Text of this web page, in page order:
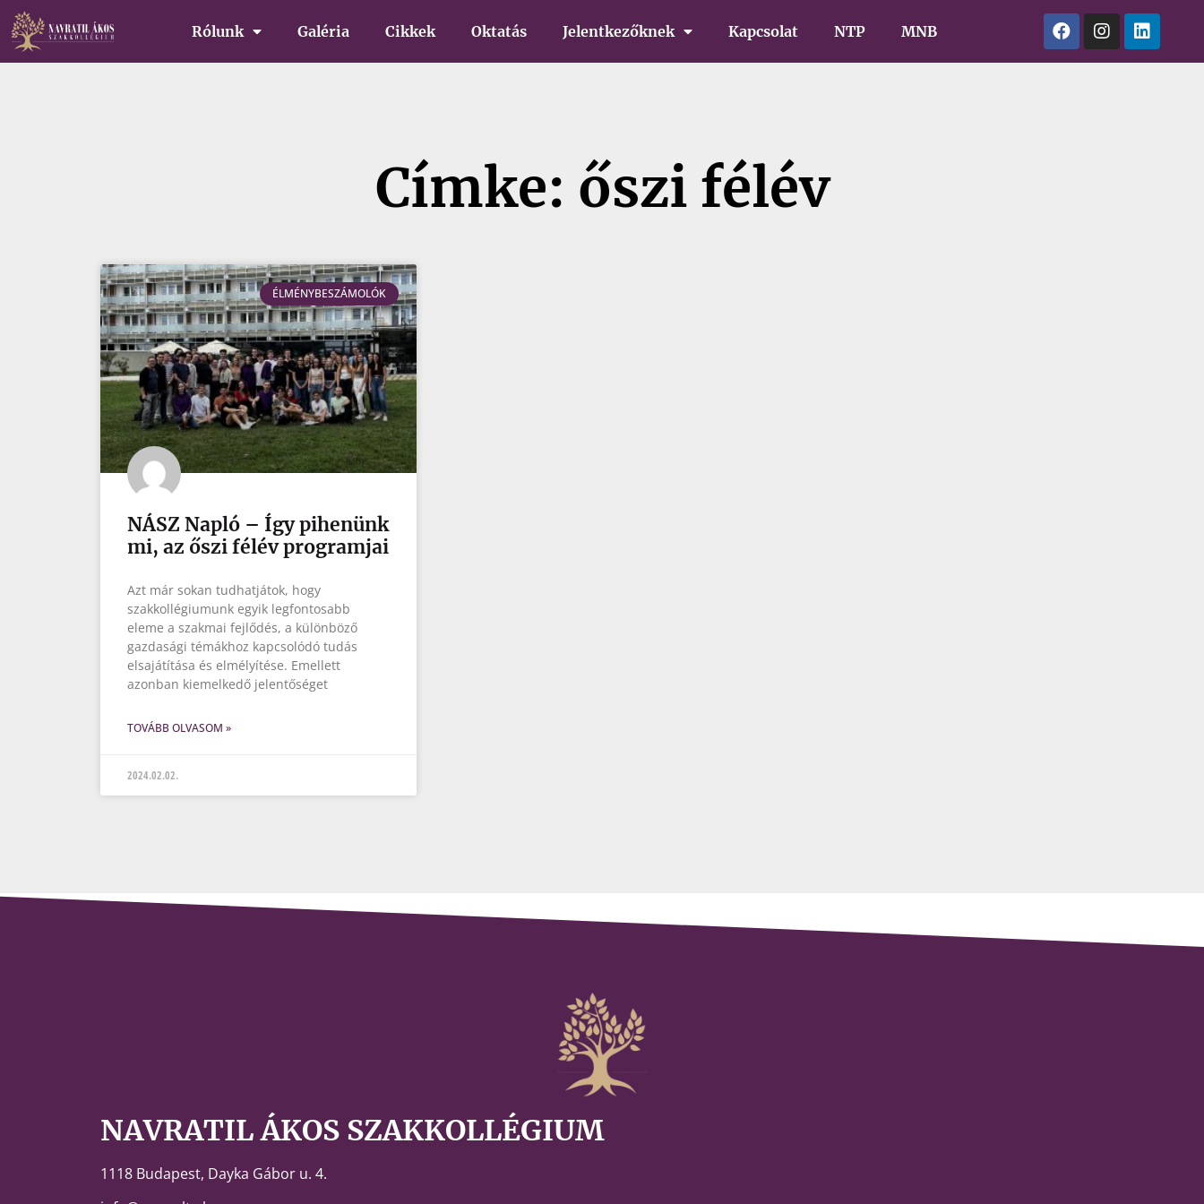
Rólunk Galéria Cikkek Oktatás Jelentkezőknek Kapcsolat NTP MNB
Címke: őszi félév
ÉLMÉNYBESZÁMOLÓK
NÁSZ Napló – Így pihenünk
mi, az őszi félév programjai
Azt már sokan tudhatjátok, hogy
szakkollégiumunk egyik legfontosabb
eleme a szakmai fejlődés, a különböző
gazdasági témákhoz kapcsolódó tudás
elsajátítása és elmélyítése. Emellett
azonban kiemelkedő jelentőséget
TOVÁBB OLVASOM »
2024.02.02.
NAVRATIL ÁKOS SZAKKOLLÉGIUM
1118 Budapest, Dayka Gábor u. 4.